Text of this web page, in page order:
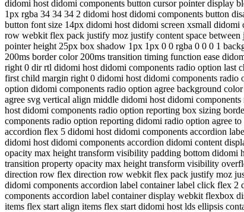
didomi host didomi components button cursor pointer display
1px rgba 34 34 34 2 didomi host didomi components button
button font size 14px didomi host didomi screen xsmall
row webkit flex pack justify moz justify content space
pointer height 25px box shadow 1px 1px 0 0 rgba 0 0 0 1
200ms border color 200ms transition timing function ease
right 0 dir rtl didomi host didomi components radio option
first child margin right 0 didomi host didomi components
option didomi components radio option agree background
agree svg vertical align middle didomi host didomi
host didomi components radio option reporting box sizing
components radio option reporting didomi radio option agree
accordion flex 5 didomi host didomi components accordion
didomi host didomi components accordion didomi content
opacity max height transform visibility padding bottom
transition property opacity max height transform visibility
direction row flex direction row webkit flex pack justify moz
didomi components accordion label container label click flex
components accordion label container display webkit flexbox
items flex start align items flex start didomi host lds ellipsis